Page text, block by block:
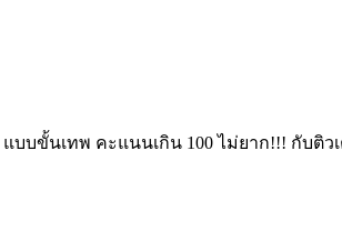
บบขั้นเทพ คะแนนเกิน 100 ไม่ยาก!!! กับติ